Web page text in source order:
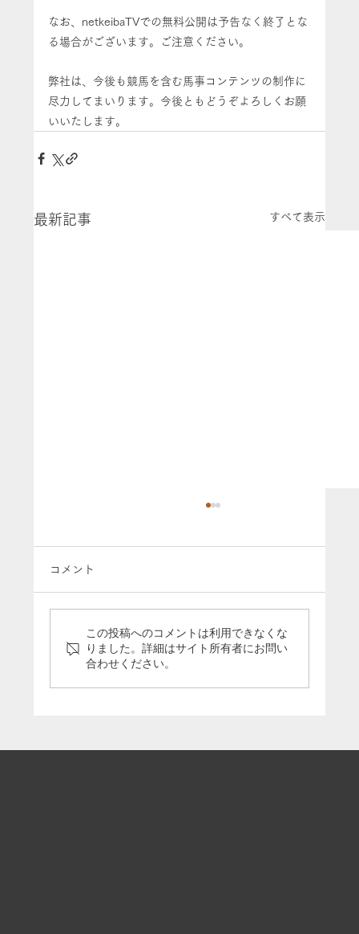
なお、netkeibaTVでの無料公開は予告なく終了とな
る場合がございます。ご注意ください。
弊社は、今後も競馬を含む馬事コンテンツの制作に
尽力してまいります。今後ともどうぞよろしくお願
いいたします。
最新記事 すべて表示
コメント
この投稿へのコメントは利用できなくな
りました。詳細はサイト所有者にお問い
合わせください。